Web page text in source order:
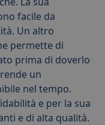
facile da
Un altro
permette di
prima di doverlo
un
nel tempo.
e per la sua
e di alta qualità.